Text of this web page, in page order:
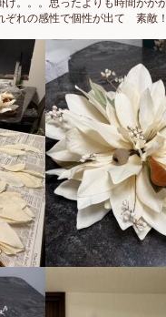
け。。。思ったよりも時間がか
れの感性で個性が出て 素敵！